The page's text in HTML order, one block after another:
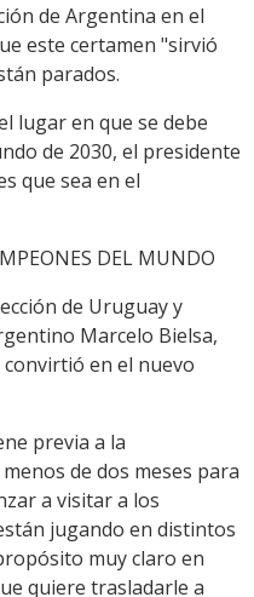
de Argentina en el
este certamen "sirvió
parados.
lugar en que se debe
de 2030, el presidente
que sea en el
DEL MUNDO
de Uruguay y
Marcelo Bielsa,
convirtió en el nuevo
previa a la
de dos meses para
a visitar a los
jugando en distintos
muy claro en
quiere trasladarle a